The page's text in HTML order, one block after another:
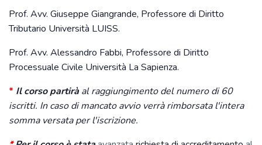
Prof. Avv. Giuseppe Giangrande, Professore di Diritto
Tributario Università LUISS.
Prof. Avv. Alessandro Fabbi, Professore di Diritto
Processuale Civile Università La Sapienza.
* Il corso partirà al raggiungimento del numero di 60
iscritti. In caso di mancato avvio verrà rimborsata l'intera
somma versata per l'iscrizione.